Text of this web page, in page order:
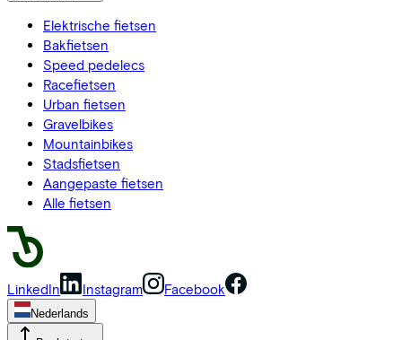
Elektrische fietsen
Bakfietsen
Speed pedelecs
Racefietsen
Urban fietsen
Gravelbikes
Mountainbikes
Stadsfietsen
Aangepaste fietsen
Alle fietsen
LinkedIn Instagram Facebook
Nederlands